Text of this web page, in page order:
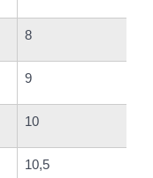
8
9
10
10,5